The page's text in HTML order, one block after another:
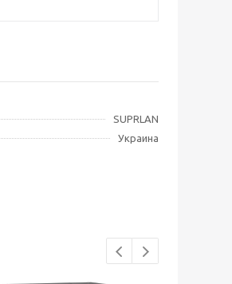
SUPRLAN
Украина